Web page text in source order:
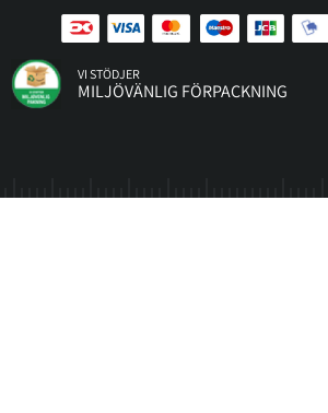
VI STÖDJER
MILJÖVÄNLIG FÖRPACKNING